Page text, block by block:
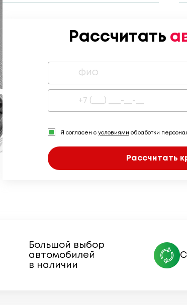
Рассчитать
Я согласен с условиями обработки
Рассчитать
Большой выбор
автомобилей
в наличии